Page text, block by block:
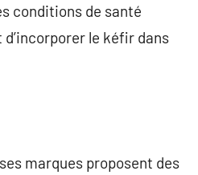
conditions de santé
le kéfir dans
marques proposent des